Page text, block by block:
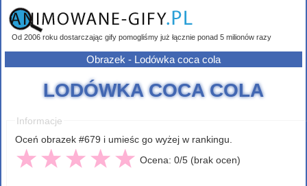
Od 2006 roku dostarczając gify pomogliśmy już łącznie ponad 5 milionów razy
Obrazek - Lodówka coca cola
LODÓWKA COCA COLA
Informacje
Oceń obrazek #679 i umieśc go wyżej w rankingu.
Ocena: 0/5 (brak ocen)